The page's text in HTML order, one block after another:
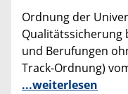
Ordnung der
Qualitätssicherung
und Berufungen
Track-Ordnung)
...weiterlesen